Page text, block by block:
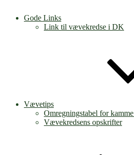
Gode Links
Link til vævekredse i DK
Vævetips
Omregningstabel for
Vævekredsens opskrifter